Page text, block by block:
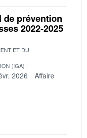
de prévention
2022-2025
ET DU
(IGA)
2026
Affaire